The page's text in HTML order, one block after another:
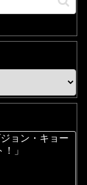
ョン・キョー
」